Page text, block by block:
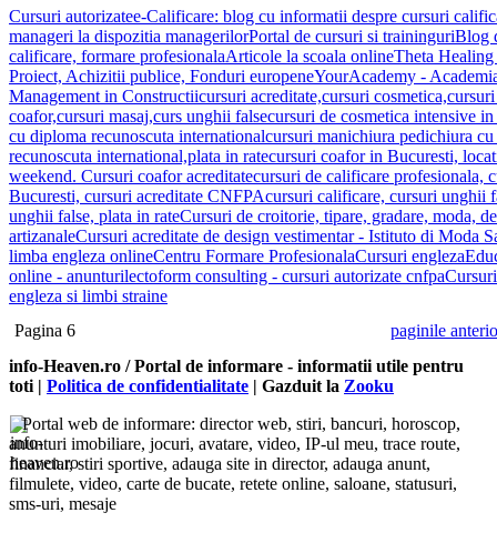
Cursuri autorizatee-Calificare: blog cu informatii despre cursuri
manageri la dispozitia managerilorPortal de cursuri si traininguriBlog
calificare, formare profesionalaArticole la scoala onlineTheta
Proiect, Achizitii publice, Fonduri europeneYourAcademy -
Management in Constructiicursuri acreditate,cursuri
coafor,cursuri masaj,curs unghii falsecursuri de cosmetica intensive
cu diploma recunoscuta internationalcursuri manichiura pedichiura
recunoscuta international,plata in ratecursuri coafor in Bucuresti,
weekend. Cursuri coafor acreditatecursuri de calificare profesionala,
Bucuresti, cursuri acreditate CNFPAcursuri calificare, cursuri unghii
unghii false, plata in rateCursuri de croitorie, tipare, gradare, moda,
artizanaleCursuri acreditate de design vestimentar - Istituto di Moda
limba engleza onlineCentru Formare ProfesionalaCursuri engleza
online - anunturilectoform consulting - cursuri autorizate cnfpa
engleza si limbi straine
Pagina 6
paginile
info-Heaven.ro / Portal de informare - informatii utile pentru
toti | Politica de confidentialitate | Gazduit la Zooku
Portal web de informare: director web, stiri, bancuri, horoscop,
anunturi imobiliare, jocuri, avatare, video, IP-ul meu, trace route,
financiar, stiri sportive, adauga site in director, adauga anunt,
filmulete, video, carte de bucate, retete online, saloane, statusuri,
sms-uri, mesaje